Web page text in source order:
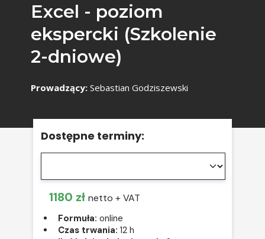
Excel - poziom
ekspercki (Szkolenie
2-dniowe)
Prowadzący: Sebastian Godziszewski
Dostępne terminy:
1180 zł netto + VAT
Formuła: online
Czas trwania: 12 h